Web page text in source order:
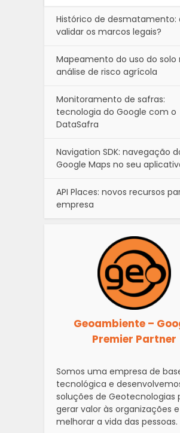
Histórico de desmatamento:
validar os marcos legais?
Mapeamento do uso do solo
análise de risco agrícola
Monitoramento de safras:
tecnologia do Google com o
DataSafra
Navigation SDK: navegação
Google Maps no seu
API Places: novos recursos
empresa
Geoambiente –
Premier Partner
Somos uma empresa de
tecnológica e
soluções de Geotecnologias
gerar valor às organizações e
melhorar a vida das pessoas.